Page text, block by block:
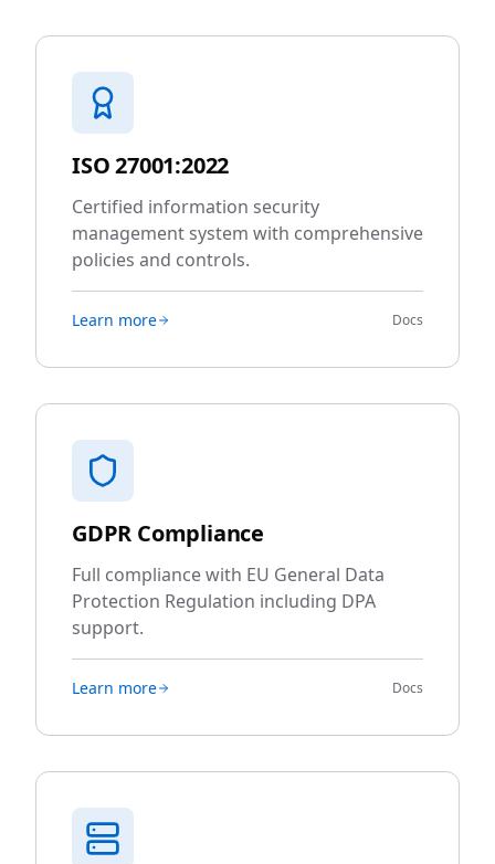
ISO 27001:2022
Certified information security
management system with comprehensive
policies and controls.
Learn more Docs
GDPR Compliance
Full compliance with EU General Data
Protection Regulation including DPA
support.
Learn more Docs